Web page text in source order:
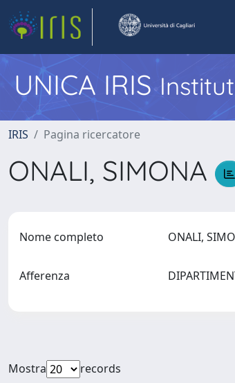
UNICA IRIS
IRIS Pagina ricercatore
ONALI, SIMONA
Nome completo ONALI,
Afferenza
Mostra
records